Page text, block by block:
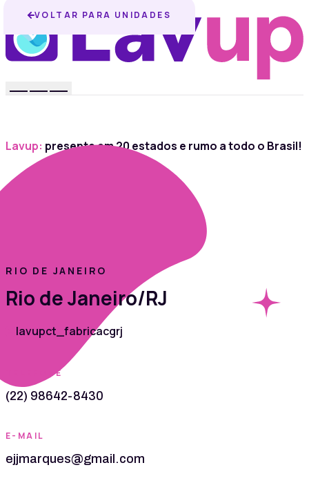
Lavup: presente em 20 estados e rumo a todo o Brasil!
VOLTAR PARA UNIDADES
RIO DE JANEIRO
Rio de Janeiro/RJ
lavupct_fabricacgrj
TELEFONE
(22) 98642-8430
E-MAIL
ejjmarques@gmail.com